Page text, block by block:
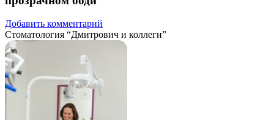
Добавить комментарий
Стоматология “Дмитрович и коллеги”